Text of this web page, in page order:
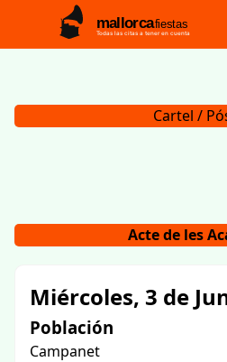
mallorcafiestas
Todas las citas a tener en cuenta
Cartel /
Acte de les
Miércoles, 3 de
Población
Campanet